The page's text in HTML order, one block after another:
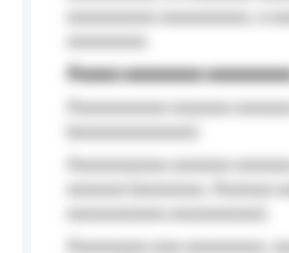
Aaaaa aaaaaaaa aaaaaaaaa